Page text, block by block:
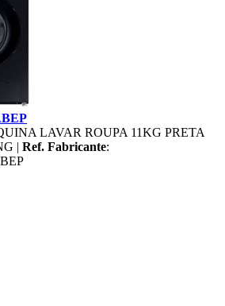
LAVAR ROUPA 11KG PRETA
| Ref. Fabricante: